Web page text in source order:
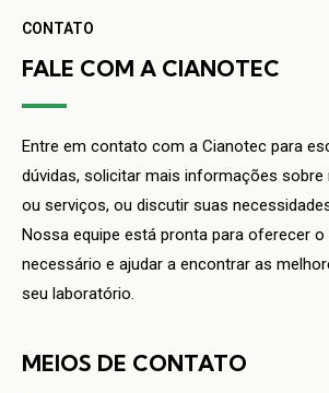
CONTATO
FALE COM A CIANOTEC
Entre em contato com a Cianotec para
dúvidas, solicitar mais informações
ou serviços, ou discutir suas
Nossa equipe está pronta para oferecer
necessário e ajudar a encontrar as
seu laboratório.
MEIOS DE CONTATO